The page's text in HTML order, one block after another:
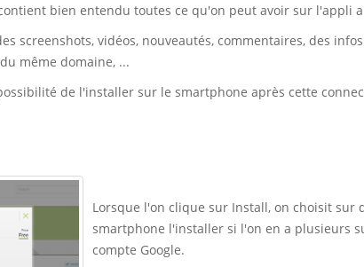
bien entendu toutes ce qu'on peut avoir sur l'appli
screenshots, vidéos, nouveautés, commentaires, des
même domaine, ...
de l'installer sur le smartphone après cette
Lorsque l'on clique sur Install, on choisit sur
smartphone l'installer si l'on en a plusieurs
compte Google.